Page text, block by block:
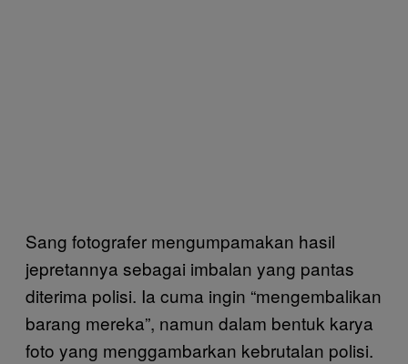
Sang fotografer mengumpamakan hasil
jepretannya sebagai imbalan yang pantas
diterima polisi. Ia cuma ingin “mengembalikan
barang mereka”, namun dalam bentuk karya
foto yang menggambarkan kebrutalan polisi.